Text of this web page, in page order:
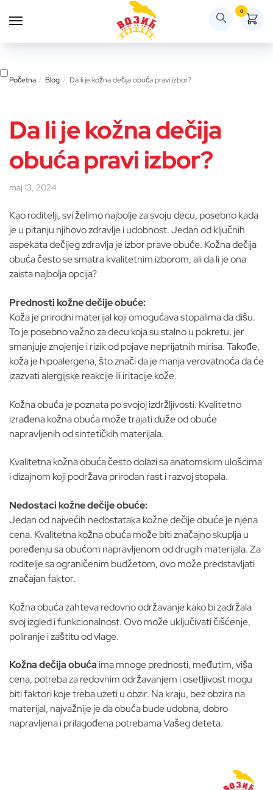
0
Početna / Blog / Da li je kožna dečija obuća pravi izbor?
Da li je kožna dečija
obuća pravi izbor?
maj 13, 2024
Kao roditelji, svi želimo najbolje za svoju decu, posebno kada
je u pitanju njihovo zdravlje i udobnost. Jedan od ključnih
aspekata dečijeg zdravlja je izbor prave obuće. Kožna dečija
obuća često se smatra kvalitetnim izborom, ali da li je ona
zaista najbolja opcija?
Prednosti kožne dečije obuće:
Koža je prirodni materijal koji omogućava stopalima da dišu.
To je posebno važno za decu koja su stalno u pokretu, jer
smanjuje znojenje i rizik od pojave neprijatnih mirisa. Takođe,
koža je hipoalergena, što znači da je manja verovatnoća da će
izazvati alergijske reakcije ili iritacije kože.
Kožna obuća je poznata po svojoj izdržljivosti. Kvalitetno
izrađena kožna obuća može trajati duže od obuće
napravljenih od sintetičkih materijala.
Kvalitetna kožna obuća često dolazi sa anatomskim ulošcima
i dizajnom koji podržava prirodan rast i razvoj stopala.
Nedostaci kožne dečije obuće:
Jedan od najvećih nedostataka kožne dečije obuće je njena
cena. Kvalitetna kožna obuća može biti značajno skuplja u
poređenju sa obućom napravljenom od drugih materijala. Za
roditelje sa ograničenim budžetom, ovo može predstavljati
značajan faktor.
Kožna obuća zahteva redovno održavanje kako bi zadržala
svoj izgled i funkcionalnost. Ovo može uključivati čišćenje,
poliranje i zaštitu od vlage.
Kožna dečija obuća ima mnoge prednosti, međutim, viša
cena, potreba za redovnim održavanjem i osetljivost mogu
biti faktori koje treba uzeti u obzir. Na kraju, bez obzira na
materijal, najvažnije je da obuća bude udobna, dobro
napravljena i prilagođena potrebama Vašeg deteta.